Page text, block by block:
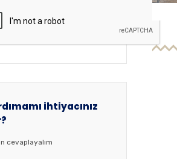
ihtiyacınız
cevaplayalım